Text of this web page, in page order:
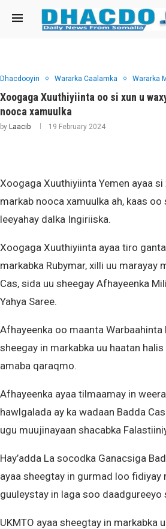
Dhacdooyin Wararka Caalamka Wararka
Xoogaga Xuuthiyiinta oo si xun u
nooca xamuulka
by Laacib 19 February 2024
Xoogaga Xuuthiyiinta Yemen ayaa si
markab nooca xamuulka ah, kaas
leeyahay dalka Ingiriiska.
Xoogaga Xuuthiyiinta ayaa tiro
markabka Rubymar, xilli uu marayay
Cas, sida uu sheegay Afhayeenka
Yahya Saree.
Afhayeenka oo maanta
sheegay in markabka uu haatan
amaba qaraqmo.
Afhayeenka ayaa tilmaamay in
hawlgalada ay ka wadaan Badda
ugu muujinayaan shacabka
Hay’adda La socodka Ganacsiga
ayaa sheegtay in gurmad loo fidiyay
guuleystay in laga soo daadgureeyo
UKMTO ayaa sheegtay in markabka